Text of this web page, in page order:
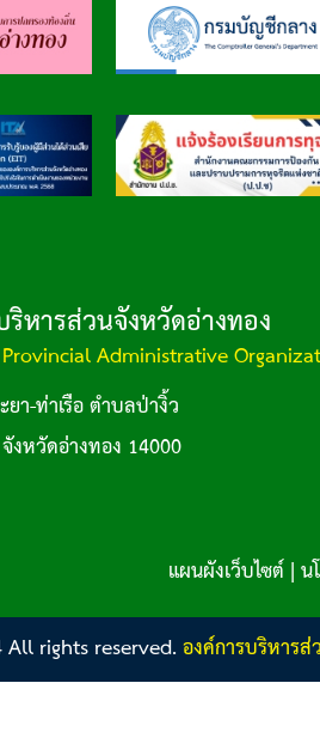
หารส่วนจังหวัดอ่างทอง
Administrative
า-ท่าเรือ ตำบลป่างิ้ว
งหวัดอ่างทอง 14000
แผนผังเว็บไซต์|น
rights reserved.องค์การบริหาร